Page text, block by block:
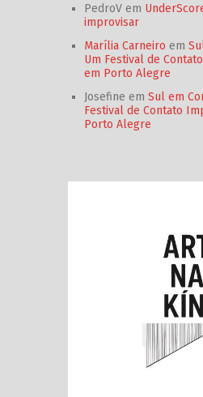
PedroV em
improvisar
Marília Carneiro em
Um Festival de
em Porto Alegre
Josefine em Sul em
Festival de Contato
Porto Alegre